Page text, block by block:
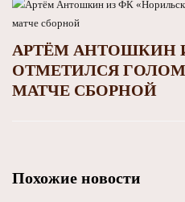
АРТЁМ АНТОШКИН
ОТМЕТИЛСЯ
МАТЧЕ СБОРНОЙ
Похожие новости